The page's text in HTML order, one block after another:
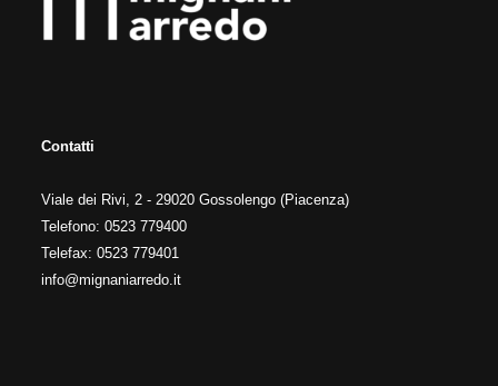
Contatti
Viale dei Rivi, 2 - 29020 Gossolengo (Piacenza)
Telefono: 0523 779400
Telefax: 0523 779401
info@mignaniarredo.it